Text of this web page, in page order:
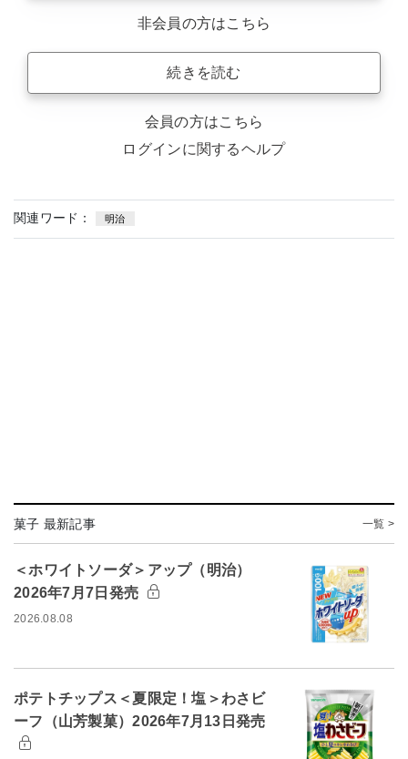
非会員の方はこちら
続きを読む
会員の方はこちら
ログインに関するヘルプ
関連ワード： 明治
菓子 最新記事 一覧 >
＜ホワイトソーダ＞アップ（明治）
2026年7月7日発売
2026.08.08
ポテトチップス＜夏限定！塩＞わさビ
ーフ（山芳製菓）2026年7月13日発売